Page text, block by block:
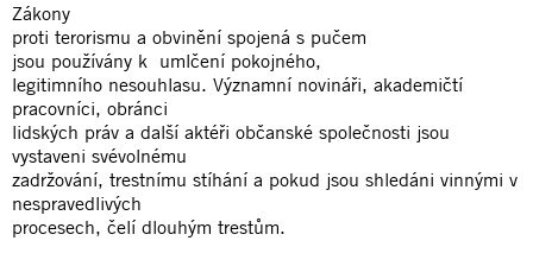
Zákony
proti terorismu a obvinění spojená s pučem
jsou používány k umlčení pokojného,
legitimního nesouhlasu. Významní novináři, akademičtí
pracovníci, obránci
lidských práv a další aktéři občanské společnosti jsou
vystaveni svévolnému
zadržování, trestnímu stíhání a pokud jsou shledáni vinnými v
nespravedlivých
procesech, čelí dlouhým trestům.